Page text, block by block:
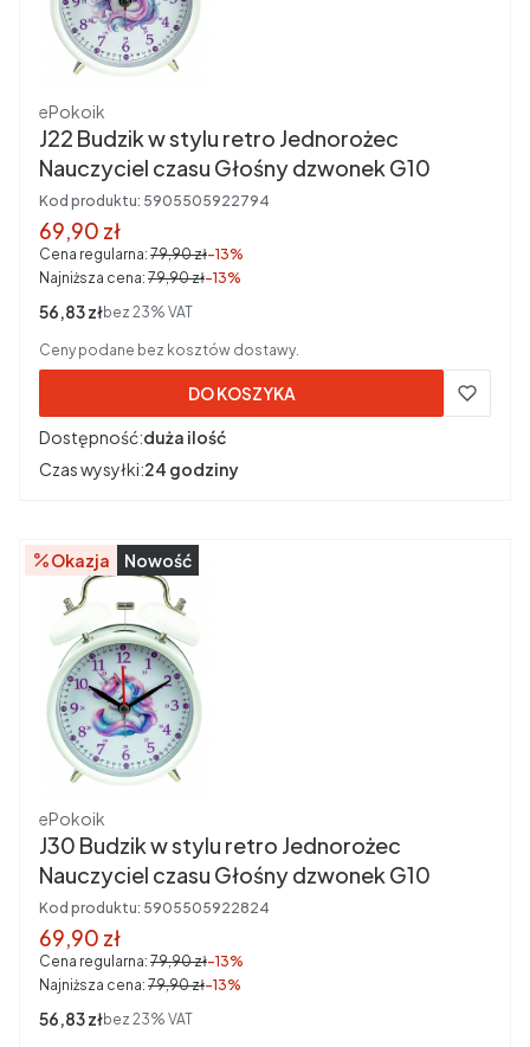
Producent
ePokoik
J22 Budzik w stylu retro Jednorożec
Nauczyciel czasu Głośny dzwonek G10
Kod produktu: 5905505922794
Cena promocyjna brutto
69,90 zł
Cena regularna: 79,90 zł-13%
Najniższa cena: 79,90 zł-13%
Cena netto
56,83 złbez 23% VAT
Ceny podane bez kosztów dostawy.
DO KOSZYKA
Dostępność:duża ilość
Czas wysyłki:24 godziny
Okazja Nowość
Producent
ePokoik
J30 Budzik w stylu retro Jednorożec
Nauczyciel czasu Głośny dzwonek G10
Kod produktu: 5905505922824
Cena promocyjna brutto
69,90 zł
Cena regularna: 79,90 zł-13%
Najniższa cena: 79,90 zł-13%
Cena netto
56,83 złbez 23% VAT